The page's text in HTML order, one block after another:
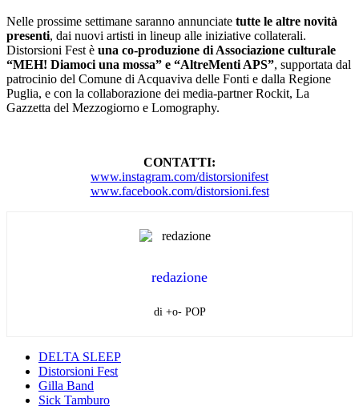
Nelle prossime settimane saranno annunciate tutte le altre novità
presenti, dai nuovi artisti in lineup alle iniziative collaterali.
Distorsioni Fest è una co-produzione di Associazione culturale
“MEH! Diamoci una mossa” e “AltreMenti APS”, supportata dal
patrocinio del Comune di Acquaviva delle Fonti e dalla Regione
Puglia, e con la collaborazione dei media-partner Rockit, La
Gazzetta del Mezzogiorno e Lomography.
CONTATTI:
www.instagram.com/distorsionifest
www.facebook.com/distorsioni.fest
redazione
di +o- POP
DELTA SLEEP
Distorsioni Fest
Gilla Band
Sick Tamburo